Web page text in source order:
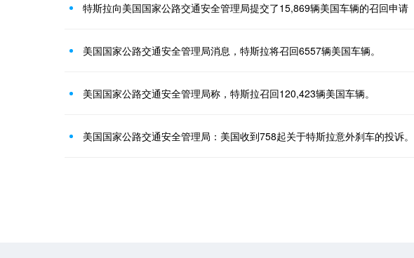
特斯拉向美国国家公路交通安全管理局提交了15,869辆美国车辆的召回申请
美国国家公路交通安全管理局消息，特斯拉将召回6557辆美国车辆。
美国国家公路交通安全管理局称，特斯拉召回120,423辆美国车辆。